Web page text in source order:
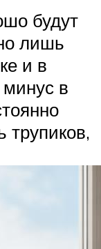
будут
лишь
и в
в
трупиков,